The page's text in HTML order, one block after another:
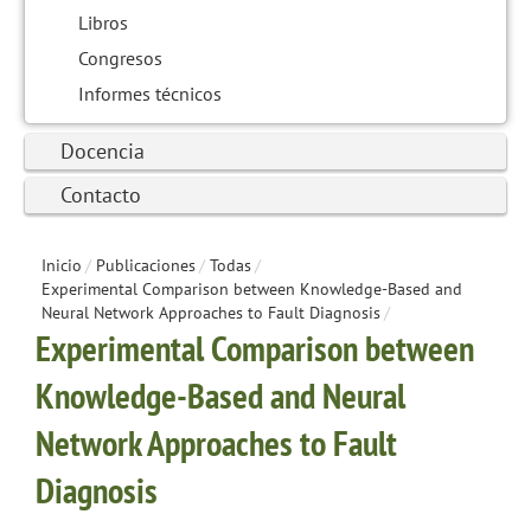
Libros
Congresos
Informes técnicos
Docencia
Contacto
Inicio / Publicaciones/ Todas/
Experimental Comparison between Knowledge-Based and
Neural Network Approaches to Fault Diagnosis/
Experimental Comparison between
Knowledge-Based and Neural
Network Approaches to Fault
Diagnosis